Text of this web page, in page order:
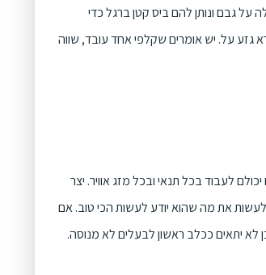
על גבם ונותן להם ביס קטן ברגל כדי
גזע על. יש אומרים שקלפי אחד עובד, שווה
לעבוד בכל תנאי ובכל מזג אוויר. יצר
לעשות את מה שהוא יודע לעשות הכי טוב. אם
לא יתאים ככלב ראשון לבעלים לא מנוסה.